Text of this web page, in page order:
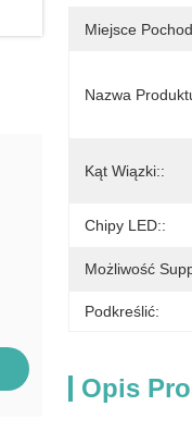
Miejsce
Nazwa
Kąt Wiązki::
Chipy LED::
Możliwość
Podkreślić:
Opis